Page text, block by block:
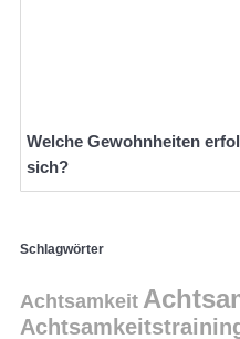
Welche Gewohnheiten
sich?
Schlagwörter
Achtsamkeit